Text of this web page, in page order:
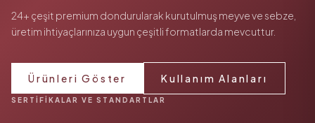
24+ çeşit premium dondurularak kurutulmuş meyve ve sebze,
üretim ihtiyaçlarınıza uygun çeşitli formatlarda mevcuttur.
Ürünleri Göster Kullanım Alanları
SERTIFIKALAR VE STANDARTLAR